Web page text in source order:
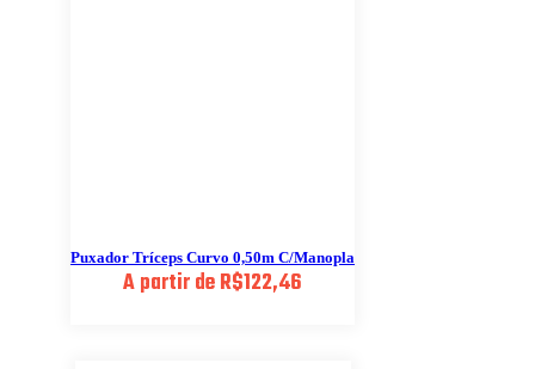
Puxador Tríceps Curvo 0,50m C/Manopla
A partir deR$122,46